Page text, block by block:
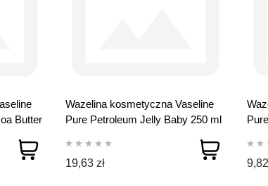
Butter
Wazelina kosmetyczna Vaseline
Pure Petroleum Jelly Baby 250 ml
19,63 zł